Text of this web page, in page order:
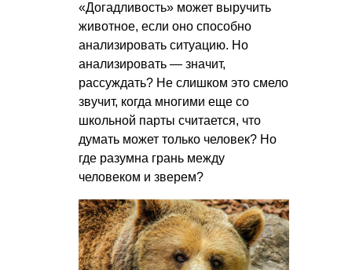
«Догадливость» может выручить
животное, если оно способно
анализировать ситуацию. Но
анализировать — значит,
рассуждать? Не слишком это смело
звучит, когда многими еще со
школьной парты считается, что
думать может только человек? Но
где разумна грань между
человеком и зверем?